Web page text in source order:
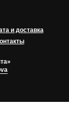
и доставка